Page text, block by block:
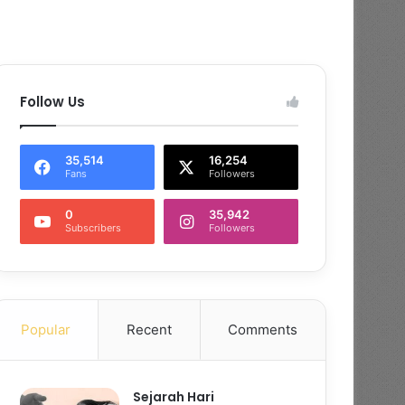
Follow Us
35,514
Fans
16,254
Followers
0
Subscribers
35,942
Followers
Popular Recent Comments
Sejarah Hari